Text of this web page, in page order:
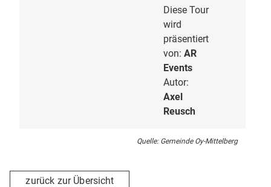
Diese Tour
wird
präsentiert
von: AR
Events
Autor:
Axel
Reusch
Quelle: Gemeinde Oy-Mittelberg
zurück zur Übersicht